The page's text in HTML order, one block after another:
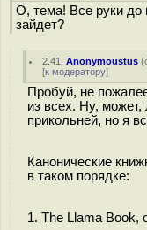
О, тема! Все руки до
зайдет?
2.41 ,Anonymoustus (
[к модератору]
Пробуй, не
из всех. Ну,
прикольней, но я
Канонические
в таком порядке:
1. The Llama Book,